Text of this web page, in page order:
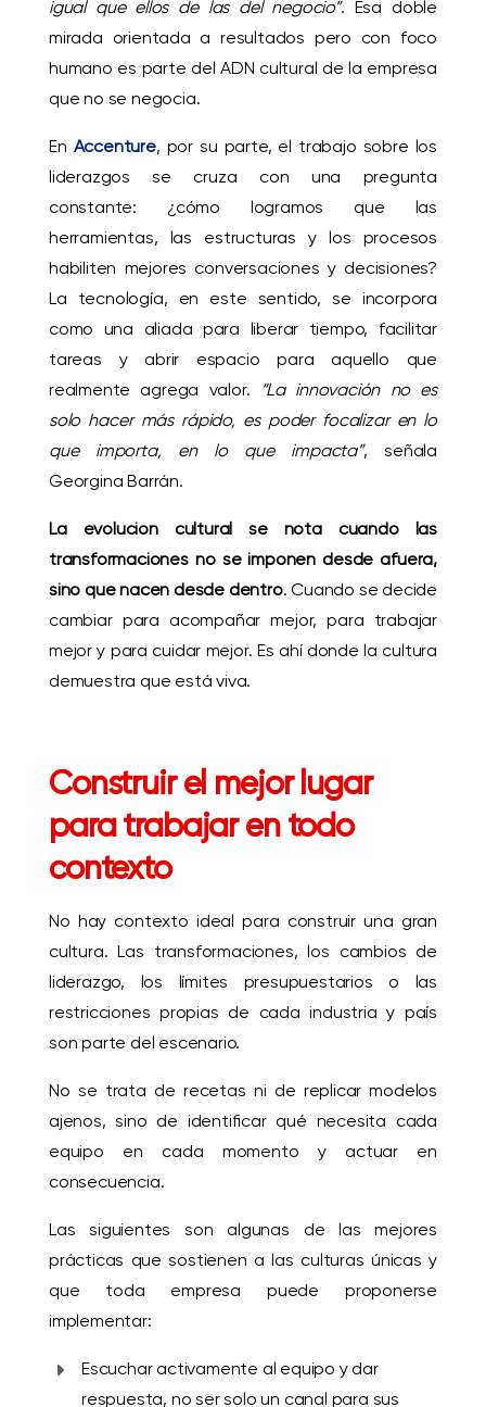
igual que ellos de las del negocio”. Esa doble
mirada orientada a resultados pero con foco
humano es parte del ADN cultural de la empresa
que no se negocia.
En Accenture, por su parte, el trabajo sobre los
liderazgos se cruza con una pregunta
constante: ¿cómo logramos que las
herramientas, las estructuras y los procesos
habiliten mejores conversaciones y decisiones?
La tecnología, en este sentido, se incorpora
como una aliada para liberar tiempo, facilitar
tareas y abrir espacio para aquello que
realmente agrega valor.
“La innovación no es
solo hacer más rápido, es poder focalizar en lo
que importa, en lo que impacta”, señala
Georgina Barrán.
La evolución cultural se nota cuando las
transformaciones no se imponen desde afuera,
sino que nacen desde dentro. Cuando se decide
cambiar para acompañar mejor, para trabajar
mejor y para cuidar mejor. Es ahí donde la cultura
demuestra que está viva.
Construir el mejor lugar
para trabajar en todo
contexto
No hay contexto ideal para construir una gran
cultura. Las transformaciones, los cambios de
liderazgo, los límites presupuestarios o las
restricciones propias de cada industria y país
son parte del escenario.
No se trata de recetas ni de replicar modelos
ajenos, sino de identificar qué necesita cada
equipo en cada momento y actuar en
consecuencia.
Las siguientes son algunas de las mejores
prácticas que sostienen a las culturas únicas y
que toda empresa puede proponerse
implementar:
Escuchar activamente al equipo y dar
respuesta, no ser solo un canal para sus